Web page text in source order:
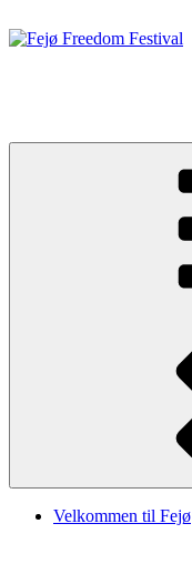
til
Velkommen til Fejø